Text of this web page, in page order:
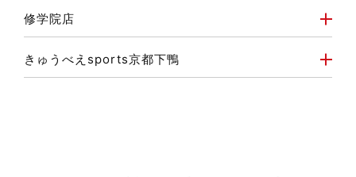
修学院店
きゅうべえsports京都下鴨